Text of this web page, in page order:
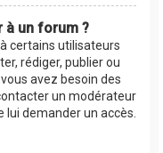
à un forum ?
certains utilisateurs
rédiger, publier ou
avez besoin des
un modérateur
demander un accès.